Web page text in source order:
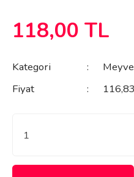
118,00 TL
Kategori
Fiyat